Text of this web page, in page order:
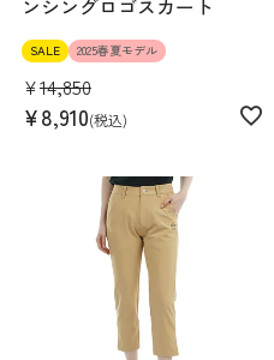
ンシングロゴスカート
SALE 2025春夏モデル
¥14,850
¥8,910 税込